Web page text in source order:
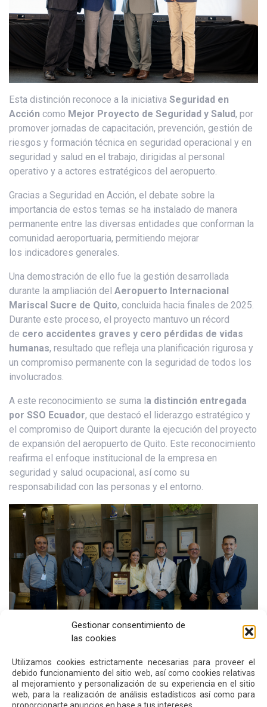
Gestionar consentimiento de
las cookies
Utilizamos cookies estrictamente necesarias para proveer el
debido funcionamiento del sitio web, así como cookies relativas
al mejoramiento y personalización de su experiencia en el sitio
web, para la realización de análisis estadísticos así como para
Esta distinción reconoce a la iniciativa Seguridad en
Acción como Mejor Proyecto de Seguridad y Salud, por
promover jornadas de capacitación, prevención, gestión de
riesgos y formación técnica en seguridad operacional y en
seguridad y salud en el trabajo, dirigidas al personal
operativo y a actores estratégicos del aeropuerto.
Gracias a Seguridad en Acción, el debate sobre la
importancia de estos temas se ha instalado de manera
permanente entre las diversas entidades que conforman la
comunidad aeroportuaria, permitiendo mejorar
los indicadores generales.
Una demostración de ello fue la gestión desarrollada
durante la ampliación del Aeropuerto Internacional
Mariscal Sucre de Quito, concluida hacia finales de 2025.
Durante este proceso, el proyecto mantuvo un récord
de cero accidentes graves y cero pérdidas de vidas
humanas, resultado que refleja una planificación rigurosa y
un compromiso permanente con la seguridad de todos los
involucrados.
A este reconocimiento se suma la distinción entregada
por SSO Ecuador, que destacó el liderazgo estratégico y
el compromiso de Quiport durante la ejecución del proyecto
de expansión del aeropuerto de Quito. Este reconocimiento
reafirma el enfoque institucional de la empresa en
seguridad y salud ocupacional, así como su
responsabilidad con las personas y el entorno.
Estos premios evidencian que la gestión preventiva
de Quiport va más allá del cumplimiento normativo.